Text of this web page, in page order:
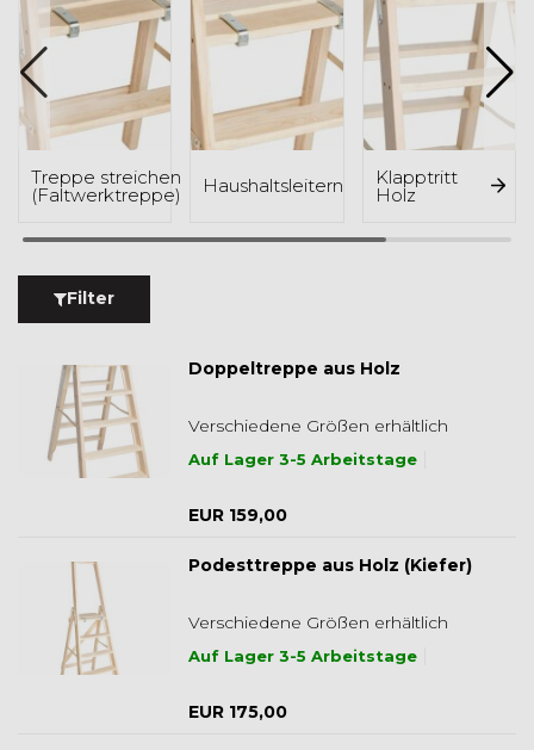
Treppe streichen
(Faltwerktreppe) Haushaltsleitern Klapptritt
Holz
Filter
Doppeltreppe aus Holz
Verschiedene Größen erhältlich
Auf Lager 3-5 Arbeitstage
EUR 159,00
Podesttreppe aus Holz (Kiefer)
Verschiedene Größen erhältlich
Auf Lager 3-5 Arbeitstage
EUR 175,00